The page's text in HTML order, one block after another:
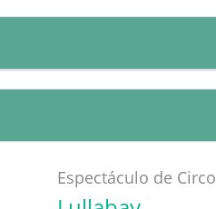
Espectáculo de Circo